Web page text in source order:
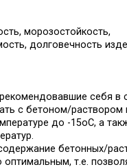
морозостойкость,
долговечность
себя в
с бетоном/раствором
до -15оС, а
бетонных/
оптимальным, т.е.